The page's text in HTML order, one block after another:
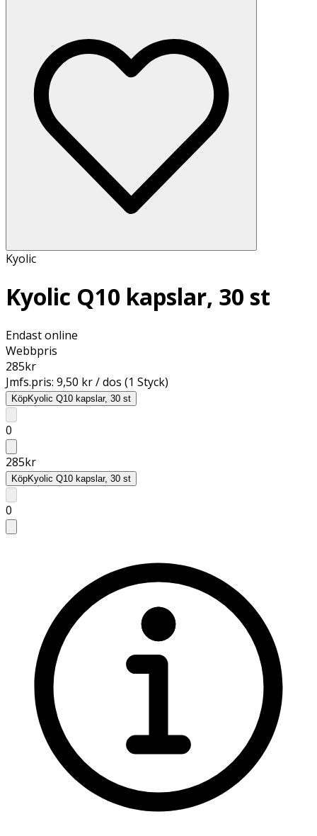
Kyolic
Kyolic Q10 kapslar, 30 st
Endast online
Webbpris
285kr
Jmfs.pris: 9,50 kr / dos (1 Styck)
KöpKyolic Q10 kapslar, 30 st
0
285kr
KöpKyolic Q10 kapslar, 30 st
0